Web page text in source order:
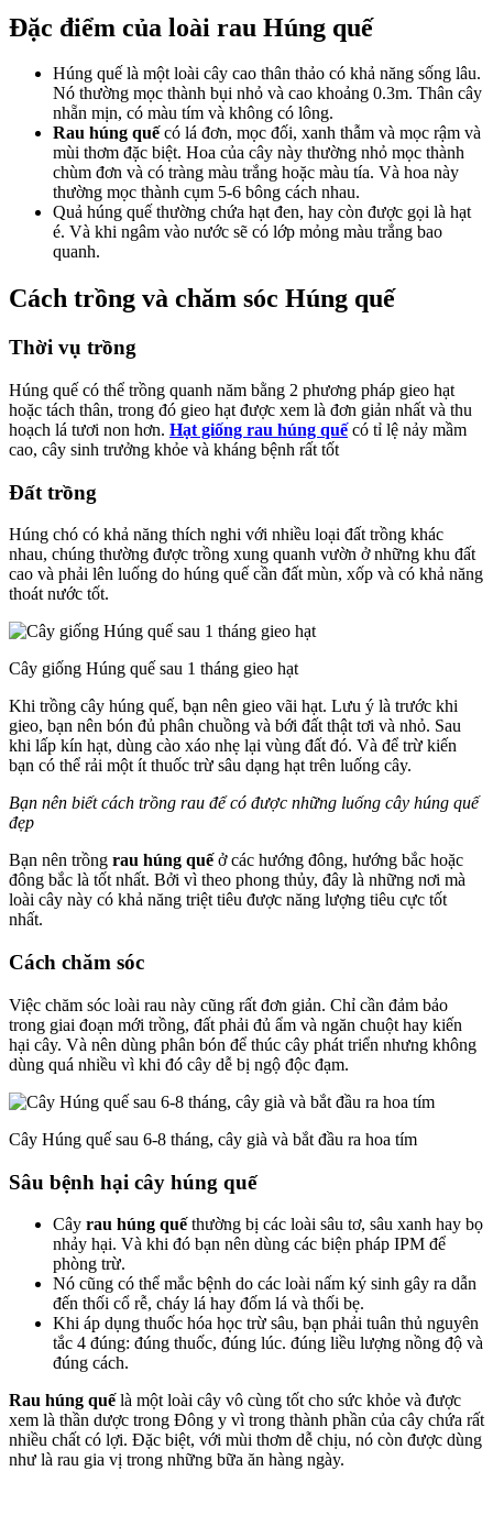
Đặc điểm của loài rau Húng quế
Húng quế là một loài cây cao thân thảo có khả năng sống lâu.
Nó thường mọc thành bụi nhỏ và cao khoảng 0.3m. Thân cây
nhẵn mịn, có màu tím và không có lông.
Rau húng quếcó lá đơn, mọc đối, xanh thẫm và mọc rậm và
mùi thơm đặc biệt. Hoa của cây này thường nhỏ mọc thành
chùm đơn và có tràng màu trắng hoặc màu tía. Và hoa này
thường mọc thành cụm 5-6 bông cách nhau.
Quả húng quế thường chứa hạt đen, hay còn được gọi là hạt
é. Và khi ngâm vào nước sẽ có lớp mỏng màu trắng bao
quanh.
Cách trồng và chăm sóc Húng quế
Thời vụ trồng
Húng quế có thể trồng quanh năm bằng 2 phương pháp gieo hạt
hoặc tách thân, trong đó gieo hạt được xem là đơn giản nhất và thu
hoạch lá tươi non hơn. Hạt giống rau húng quếcó tỉ lệ nảy mầm
cao, cây sinh trưởng khỏe và kháng bệnh rất tốt
Đất trồng
Húng chó có khả năng thích nghi với nhiều loại đất trồng khác
nhau, chúng thường được trồng xung quanh vườn ở những khu đất
cao và phải lên luống do húng quế cần đất mùn, xốp và có khả năng
thoát nước tốt.
Cây giống Húng quế sau 1 tháng gieo hạt
Khi trồng cây húng quế, bạn nên gieo vãi hạt. Lưu ý là trước khi
gieo, bạn nên bón đủ phân chuồng và bới đất thật tơi và nhỏ. Sau
khi lấp kín hạt, dùng cào xáo nhẹ lại vùng đất đó. Và để trừ kiến
bạn có thể rải một ít thuốc trừ sâu dạng hạt trên luống cây.
Bạn nên biết cách trồng rau để có được những luống cây húng quế
đẹp
Bạn nên trồng rau húng quếở các hướng đông, hướng bắc hoặc
đông bắc là tốt nhất. Bởi vì theo phong thủy, đây là những nơi mà
loài cây này có khả năng triệt tiêu được năng lượng tiêu cực tốt
nhất.
Cách chăm sóc
Việc chăm sóc loài rau này cũng rất đơn giản. Chỉ cần đảm bảo
trong giai đoạn mới trồng, đất phải đủ ẩm và ngăn chuột hay kiến
hại cây. Và nên dùng phân bón để thúc cây phát triển nhưng không
dùng quá nhiều vì khi đó cây dễ bị ngộ độc đạm.
Cây Húng quế sau 6-8 tháng, cây già và bắt đầu ra hoa tím
Sâu bệnh hại cây húng quế
Cây rau húng quếthường bị các loài sâu tơ, sâu xanh hay bọ
nhảy hại. Và khi đó bạn nên dùng các biện pháp IPM để
phòng trừ.
Nó cũng có thể mắc bệnh do các loài nấm ký sinh gây ra dẫn
đến thối cổ rễ, cháy lá hay đốm lá và thối bẹ.
Khi áp dụng thuốc hóa học trừ sâu, bạn phải tuân thủ nguyên
tắc 4 đúng: đúng thuốc, đúng lúc. đúng liều lượng nồng độ và
đúng cách.
Rau húng quếlà một loài cây vô cùng tốt cho sức khỏe và được
xem là thần dược trong Đông y vì trong thành phần của cây chứa rất
nhiều chất có lợi. Đặc biệt, với mùi thơm dễ chịu, nó còn được dùng
như là rau gia vị trong những bữa ăn hàng ngày.